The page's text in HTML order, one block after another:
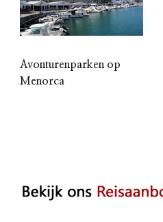
Avonturenparken op
Menorca